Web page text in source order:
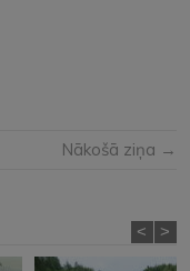
Nākošā ziņa →
< >